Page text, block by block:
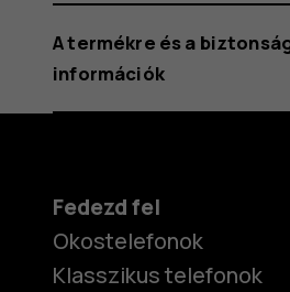
A termékre és a
információk
Fedezd fel
Okostelefonok
Klasszikus telefonok